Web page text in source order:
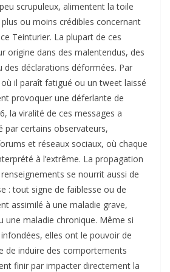
scrupuleux, alimentent la toile
ou moins crédibles concernant
Teinturier. La plupart de ces
origine dans des malentendus, des
des déclarations déformées. Par
il paraît fatigué ou un tweet laissé
provoquer une déferlante de
la viralité de ces messages a
par certains observateurs,
et réseaux sociaux, où chaque
à l’extrême. La propagation
se nourrit aussi de
: tout signe de faiblesse ou de
assimilé à une maladie grave,
une maladie chronique. Même si
elles ont le pouvoir de
de induire des comportements
finir par impacter directement la